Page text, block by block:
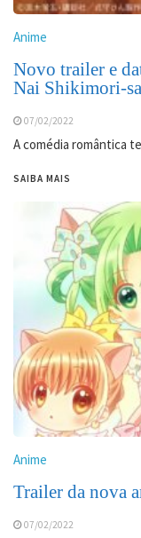
Anime
Novo trailer e
Nai Shikimori-
07/02/2022
A comédia romântica
SAIBA MAIS
Anime
Trailer da nova
07/02/2022